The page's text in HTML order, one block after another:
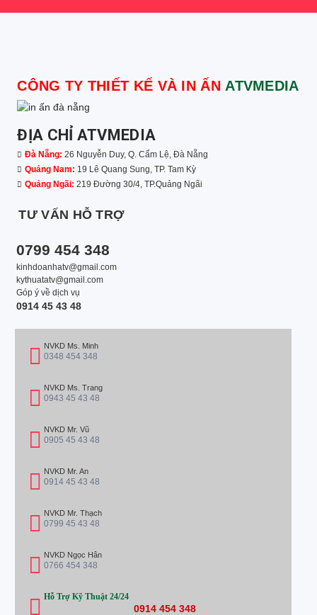
CÔNG TY THIẾT KẾ VÀ IN ẤN ATVMEDIA
ĐỊA CHỈ ATVMEDIA
Đà Nẵng: 26 Nguyễn Duy, Q. Cẩm Lệ, Đà Nẵng
Quảng Nam: 19 Lê Quang Sung, TP. Tam Kỳ
Quảng Ngãi: 219 Đường 30/4, TP.Quảng Ngãi
TƯ VẤN HỖ TRỢ
0799 454 348
kinhdoanhatv@gmail.com
kythuatatv@gmail.com
Góp ý về dịch vụ
0914 45 43 48
NVKD Ms. Minh
0348 454 348
NVKD Ms. Trang
0943 45 43 48
NVKD Mr. Vũ
0905 45 43 48
NVKD Mr. An
0914 45 43 48
NVKD Mr. Thạch
0799 45 43 48
NVKD Ngọc Hân
0766 454 348
Hỗ Trợ Kỹ Thuật 24/24
0914 454 348